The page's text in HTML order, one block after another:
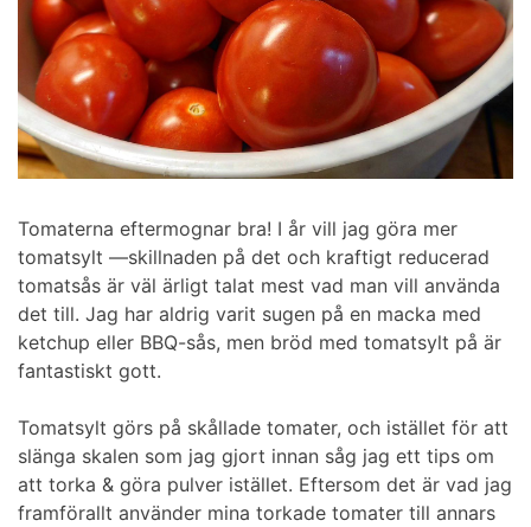
Tomaterna eftermognar bra! I år vill jag göra mer
tomatsylt —skillnaden på det och kraftigt reducerad
tomatsås är väl ärligt talat mest vad man vill använda
det till. Jag har aldrig varit sugen på en macka med
ketchup eller BBQ-sås, men bröd med tomatsylt på är
fantastiskt gott.
Tomatsylt görs på skållade tomater, och istället för att
slänga skalen som jag gjort innan såg jag ett tips om
att torka & göra pulver istället. Eftersom det är vad jag
framförallt använder mina torkade tomater till annars